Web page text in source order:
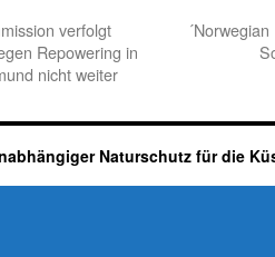
verfolgt
Repowering in
nicht weiter
Naturschutz für die